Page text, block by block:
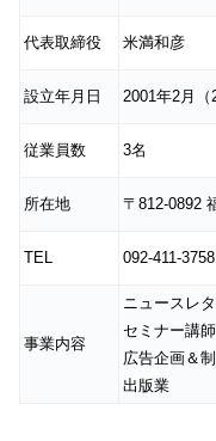
代表取締役 米満和彦
設立年月日 2001年2月（
従業員数 3名
所在地 〒812-0892
TEL 092-411-3758
事業内容
ニュースレ
セミナー講
広告企画＆
出版業